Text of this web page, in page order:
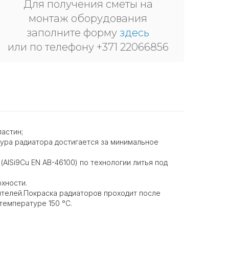
Для получения сметы на
монтаж оборудования
заполните форму здесь
или по телефону +371 22066856
радиатора достигается за минимальное
EN AB-46100) по технологии литья под
радиаторов проходит после
150 °С.